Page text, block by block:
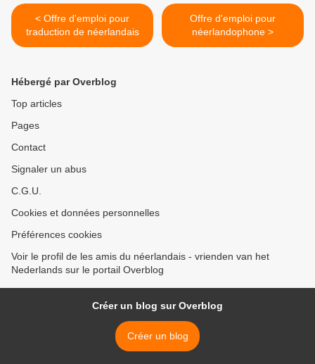
< Offre d'emploi pour
traduction de néerlandais
Offre d'emploi pour
néerlandophone >
Hébergé par Overblog
Top articles
Pages
Contact
Signaler un abus
C.G.U.
Cookies et données personnelles
Préférences cookies
Voir le profil de les amis du néerlandais - vrienden van het
Nederlands sur le portail Overblog
Créer un blog sur Overblog
Créer un blog